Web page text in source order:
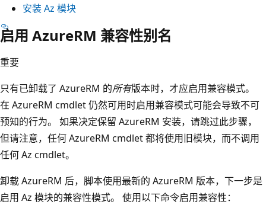
安装 Az 模块
启用 AzureRM 兼容性别名
重要
只有已卸载了 AzureRM 的所有版本时，才应启用兼容模式。
在 AzureRM cmdlet 仍然可用时启用兼容模式可能会导致不可
预知的行为。 如果决定保留 AzureRM 安装，请跳过此步骤，
但请注意，任何 AzureRM cmdlet 都将使用旧模块，而不调用
任何 Az cmdlet。
卸载 AzureRM 后，脚本使用最新的 AzureRM 版本，下一步是
启用 Az 模块的兼容性模式。 使用以下命令启用兼容性：